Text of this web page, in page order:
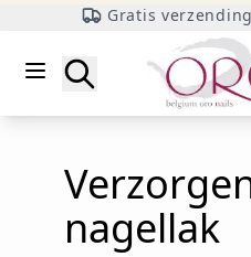
Gratis
Zoeken
nagellak